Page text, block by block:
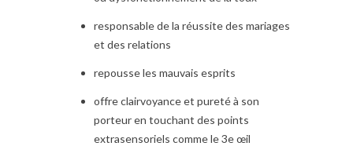
responsable de la réussite des mariages
et des relations
repousse les mauvais esprits
offre clairvoyance et pureté à son
porteur en touchant des points
extrasensoriels comme le 3e œil